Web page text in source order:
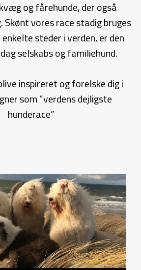
og fårehunde, der også
Skønt vores race stadig bruges
steder i verden, er den
selskabs og familiehund.
inspireret og forelske dig i
som ”verdens dejligste
hunderace”